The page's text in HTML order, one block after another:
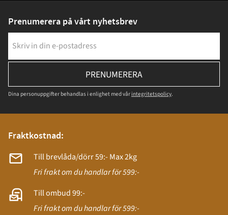
Prenumerera på vårt nyhetsbrev
PRENUMERERA
Dina personuppgifter behandlas i enlighet med vår integritetspolicy.
Fraktkostnad:
Till brevlåda/dörr 59:- Max 2kg
Fri frakt om du handlar för 599:-
Till ombud 99:-
Fri frakt om du handlar för 599:-